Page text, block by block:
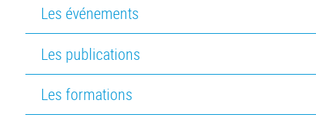
Les événements
Les publications
Les formations